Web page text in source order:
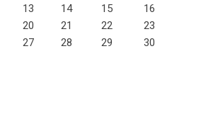
13 14 15
16
20 21 22
23
27 28 29
30